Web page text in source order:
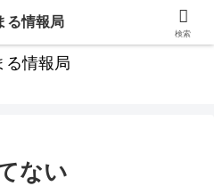
お役立ちの情報満載！
る情報局
ない
る情報局
検索